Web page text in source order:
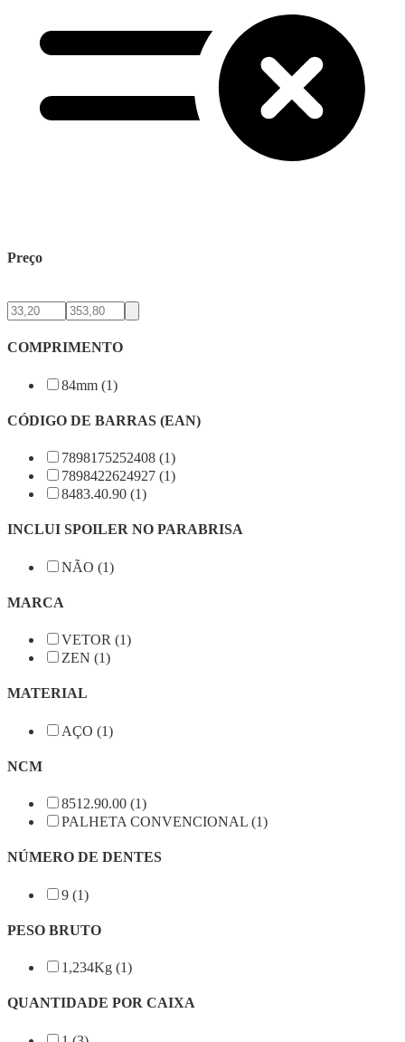
Preço
COMPRIMENTO
84mm (1)
CÓDIGO DE BARRAS (EAN)
7898175252408 (1)
7898422624927 (1)
8483.40.90 (1)
INCLUI SPOILER NO PARABRISA
NÃO (1)
MARCA
VETOR (1)
ZEN (1)
MATERIAL
AÇO (1)
NCM
8512.90.00 (1)
PALHETA CONVENCIONAL (1)
NÚMERO DE DENTES
9 (1)
PESO BRUTO
1,234Kg (1)
QUANTIDADE POR CAIXA